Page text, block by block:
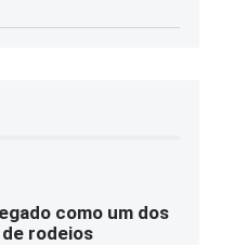
como um dos
rodeios